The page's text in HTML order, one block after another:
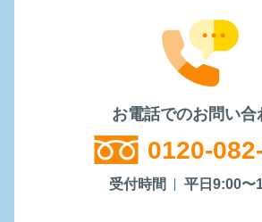
お電話でのお問い合
0120-
受付時間 平日9:00〜